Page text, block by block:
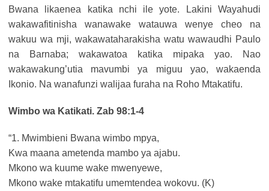
Bwana likaenea katika nchi ile yote. Lakini Wayahudi
wakawafitinisha wanawake watauwa wenye cheo na
wakuu wa mji, wakawataharakisha watu wawaudhi Paulo
na Barnaba; wakawatoa katika mipaka yao. Nao
wakawakung’utia mavumbi ya miguu yao, wakaenda
Ikonio. Na wanafunzi walijaa furaha na Roho Mtakatifu.
Wimbo wa Katikati. Zab 98:1-4
“1. Mwimbieni Bwana wimbo mpya,
Kwa maana ametenda mambo ya ajabu.
Mkono wa kuume wake mwenyewe,
Mkono wake mtakatifu umemtendea wokovu. (K)